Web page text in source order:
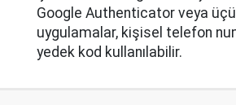
Google Authenticator veya
uygulamalar, kişisel telefon
yedek kod kullanılabilir.